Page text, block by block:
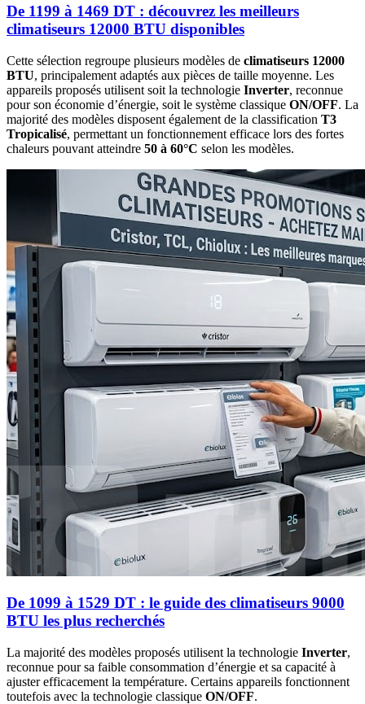
De 1199 à 1469 DT : découvrez les meilleurs
climatiseurs 12000 BTU disponibles
Cette sélection regroupe plusieurs modèles de climatiseurs 12000
BTU, principalement adaptés aux pièces de taille moyenne. Les
appareils proposés utilisent soit la technologie Inverter, reconnue
pour son économie d’énergie, soit le système classique ON/OFF. La
majorité des modèles disposent également de la classification T3
Tropicalisé, permettant un fonctionnement efficace lors des fortes
chaleurs pouvant atteindre 50 à 60°C selon les modèles.
De 1099 à 1529 DT : le guide des climatiseurs 9000
BTU les plus recherchés
La majorité des modèles proposés utilisent la technologie Inverter,
reconnue pour sa faible consommation d’énergie et sa capacité à
ajuster efficacement la température. Certains appareils fonctionnent
toutefois avec la technologie classique ON/OFF.